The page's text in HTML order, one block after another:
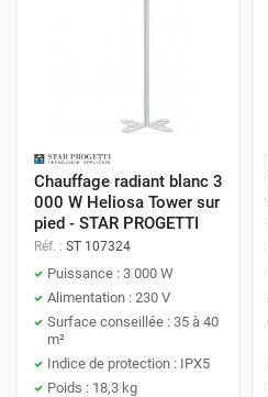
Chauffage radiant blanc 3
000 W Heliosa Tower sur
pied - STAR PROGETTI
Réf. : ST 107324
Puissance : 3 000 W
Alimentation : 230 V
Surface conseillée : 35 à 40
m²
Indice de protection : IPX5
Poids : 18,3 kg